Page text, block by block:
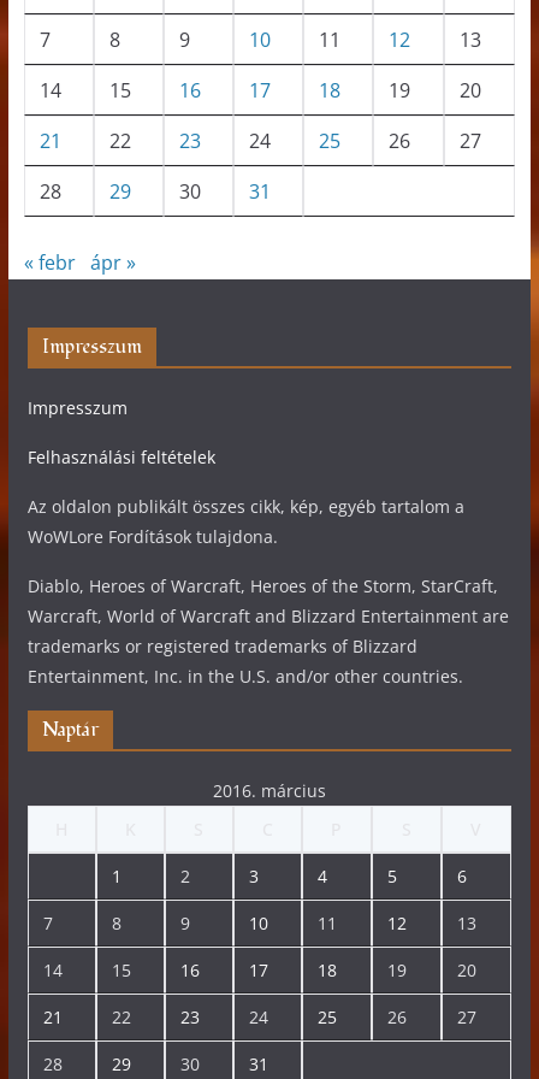
7
8 9 10 11 12
13
14
15 16 17 18 19
20
21
22 23 24 25 26
27
28
29 30 31
« febr ápr »
Impresszum
Impresszum
Felhasználási feltételek
Az oldalon publikált összes cikk, kép, egyéb tartalom a
WoWLore Fordítások tulajdona.
Diablo, Heroes of Warcraft, Heroes of the Storm, StarCraft,
Warcraft, World of Warcraft and Blizzard Entertainment are
trademarks or registered trademarks of Blizzard
Entertainment, Inc. in the U.S. and/or other countries.
Naptár
2016. március
1 2 3 4 5 6
7 8 9 10 11 12 13
14 15 16 17 18 19 20
21 22 23 24 25 26 27
28 29 30 31